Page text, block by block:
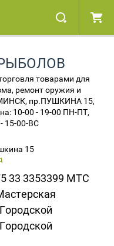
товарами для
ремонт оружия и
пр.ПУШКИНА 15,
10-00 - 19-00 ПН-ПТ,
15-00-ВС
15
33 3353399 МТС